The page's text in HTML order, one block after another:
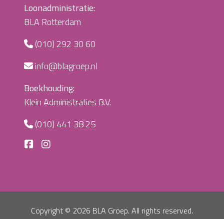
Loonadministratie:
BLA Rotterdam
(010) 292 30 60
info@blagroep.nl
Boekhouding:
Klein Administraties B.V.
(010) 441 38 25
Copyright © 2026 BLA Groep. All rights reserved.